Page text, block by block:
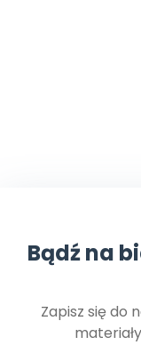
Bądź na
Zapisz się do